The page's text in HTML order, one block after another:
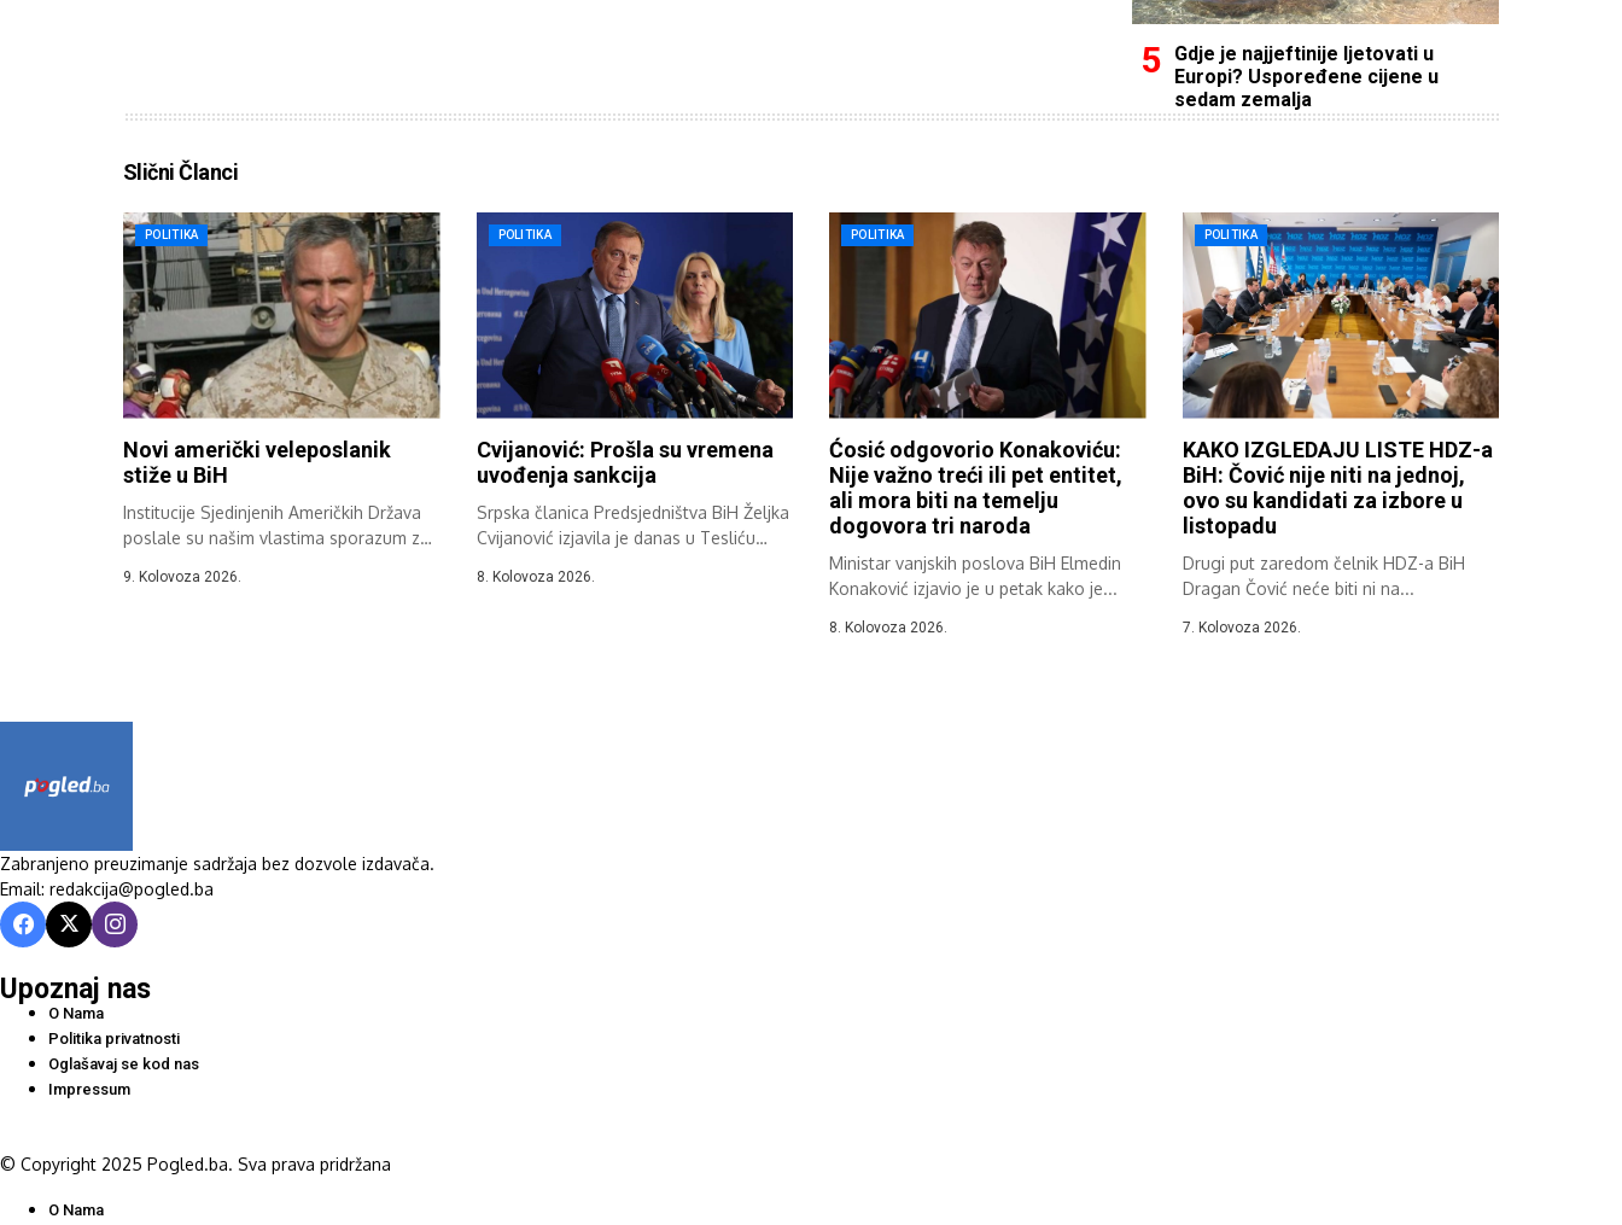
Gdje je najjeftinije ljetovati u
Europi? Uspoređene cijene u
sedam zemalja
Slični Članci
POLITIKA
Novi američki veleposlanik
stiže u BiH
Institucije Sjedinjenih Američkih Država
poslale su našim vlastima sporazum za
9. Kolovoza 2026.
POLITIKA
Cvijanović: Prošla su vremena
uvođenja sankcija
Srpska članica Predsjedništva BiH Željka
Cvijanović izjavila je danas u Tesliću
8. Kolovoza 2026.
POLITIKA
Ćosić odgovorio Konakoviću:
Nije važno treći ili pet entitet,
ali mora biti na temelju
dogovora tri naroda
Ministar vanjskih poslova BiH Elmedin
Konaković izjavio je u petak kako je...
8. Kolovoza 2026.
POLITIKA
KAKO IZGLEDAJU LISTE HDZ-a
BiH: Čović nije niti na jednoj,
ovo su kandidati za izbore u
listopadu
Drugi put zaredom čelnik HDZ-a BiH
Dragan Čović neće biti ni na...
7. Kolovoza 2026.
Zabranjeno preuzimanje sadržaja bez dozvole izdavača.
Email: redakcija@pogled.ba
Upoznaj nas
O Nama
Politika privatnosti
Oglašavaj se kod nas
Impressum
© Copyright 2025 Pogled.ba. Sva prava pridržana
O Nama